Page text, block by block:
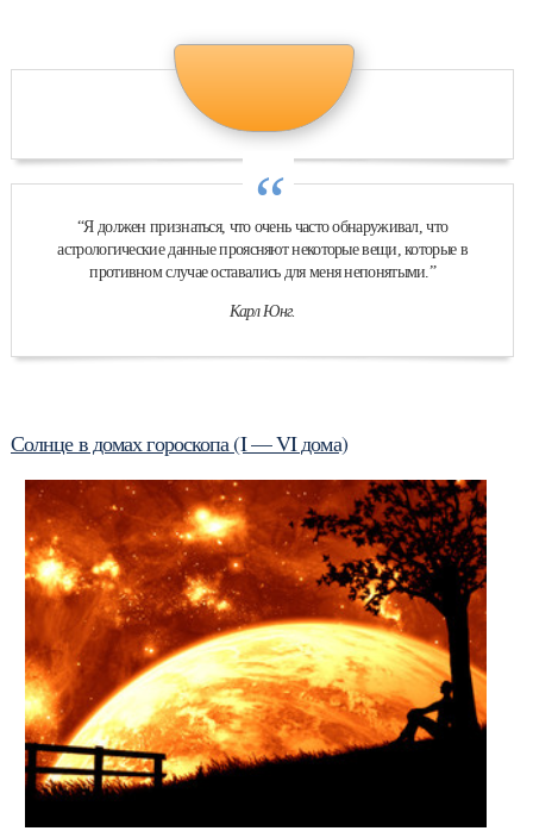
“
“Я должен признаться, что очень часто обнаруживал, что
астрологические данные проясняют некоторые вещи, которые в
противном случае оставались для меня непонятыми.”
Карл Юнг.
Солнце в домах гороскопа (I — VI дома)